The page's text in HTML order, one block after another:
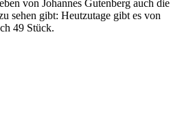
von Johannes Gutenberg auch die
sehen gibt: Heutzutage gibt es von
49 Stück.